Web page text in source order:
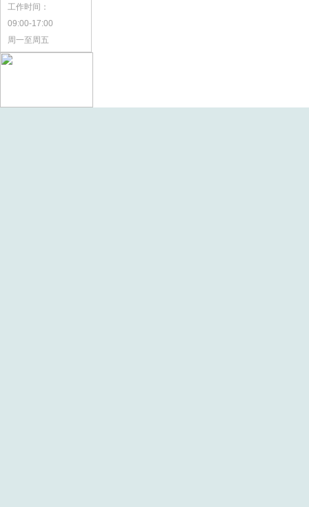
工作时间：
09:00-17:00
周一至周五